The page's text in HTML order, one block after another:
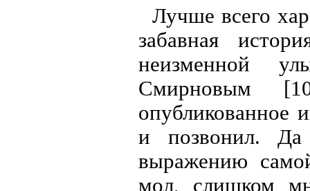
Лучше всего
забавная
неизменной
Смирновым
опубликованное
и позвонил.
выражению
мол, слишком